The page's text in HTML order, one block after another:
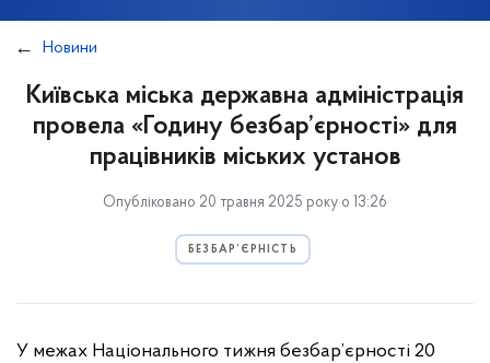
Новини
Київська міська державна адміністрація
провела «Годину безбар’єрності» для
працівників міських установ
Опубліковано 20 травня 2025 року о 13:26
БЕЗБАР’ЄРНІСТЬ
У межах Національного тижня безбар’єрності 20